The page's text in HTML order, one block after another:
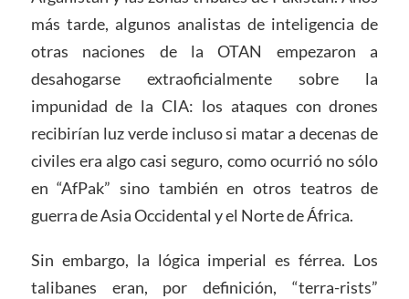
más tarde, algunos analistas de inteligencia de
otras naciones de la OTAN empezaron a
desahogarse extraoficialmente sobre la
impunidad de la CIA: los ataques con drones
recibirían luz verde incluso si matar a decenas de
civiles era algo casi seguro, como ocurrió no sólo
en “AfPak” sino también en otros teatros de
guerra de Asia Occidental y el Norte de África.
Sin embargo, la lógica imperial es férrea. Los
talibanes eran, por definición, “terra-rists”